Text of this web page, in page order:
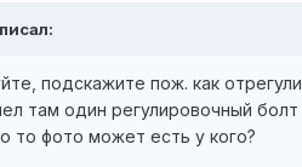
подскажите пож. как
там один регулировочный
то фото может есть у кого?